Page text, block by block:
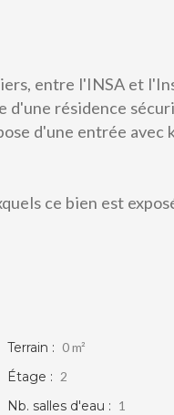
entre l'INSA et
d'une résidence
d'une entrée
ce bien est
Terrain : 0 m²
Étage : 2
Nb. salles d'eau : 1